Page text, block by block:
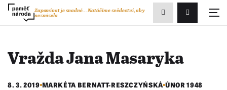
Přihlášení/
Zapomínat je snadné...Natáčíme svědectví, aby
nezmizela
Zobrazit
vyhledávání
Vražda Jana Masaryka
8. 3. 2019 MARKÉTA BERNATT-RESZCZYŃSKÁ ÚNOR 1948